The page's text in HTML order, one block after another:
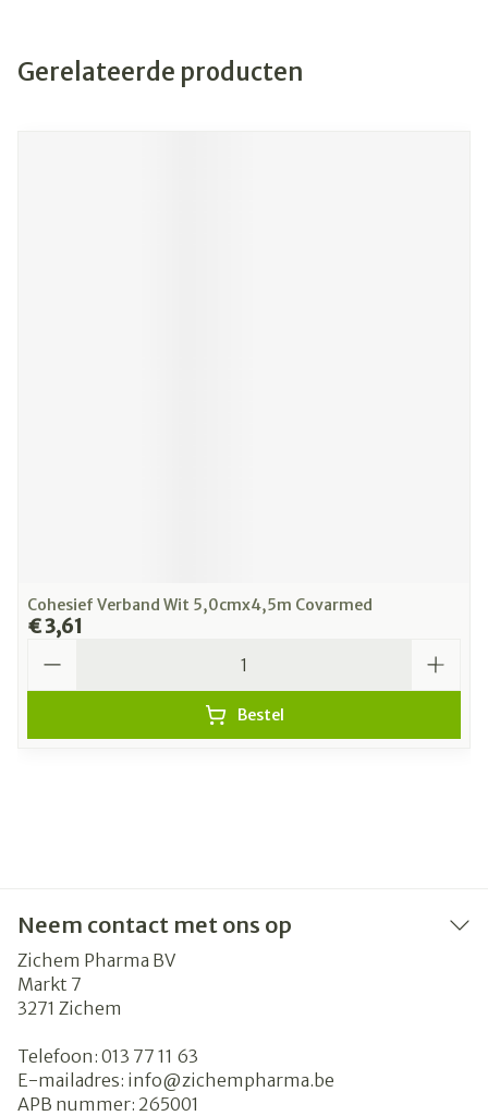
Gerelateerde producten
Cohesief Verband Wit 5,0cmx4,5m Covarmed
€ 3,61
Bestel
Neem contact met ons op
Zichem Pharma BV
Markt 7
3271 Zichem
Telefoon: 013 77 11 63
E-mailadres: info@zichempharma.be
APB nummer: 265001